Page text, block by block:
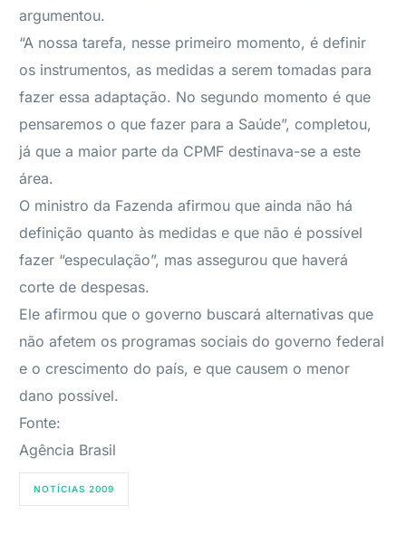
argumentou.
“A nossa tarefa, nesse primeiro momento, é definir
os instrumentos, as medidas a serem tomadas para
fazer essa adaptação. No segundo momento é que
pensaremos o que fazer para a Saúde”, completou,
já que a maior parte da CPMF destinava-se a este
área.
O ministro da Fazenda afirmou que ainda não há
definição quanto às medidas e que não é possível
fazer “especulação”, mas assegurou que haverá
corte de despesas.
Ele afirmou que o governo buscará alternativas que
não afetem os programas sociais do governo federal
e o crescimento do país, e que causem o menor
dano possível.
Fonte:
Agência Brasil
NOTÍCIAS 2009